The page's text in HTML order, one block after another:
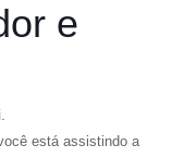
e
está assistindo a